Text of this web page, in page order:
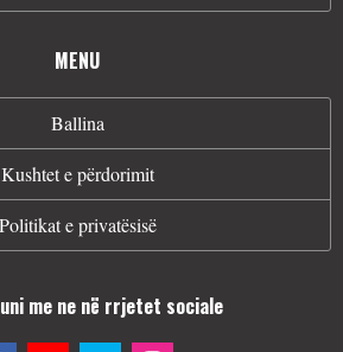
MENU
Ballina
Kushtet e përdorimit
Politikat e privatësisë
me ne në rrjetet sociale